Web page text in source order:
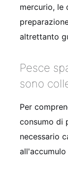
mercurio, le
altrettanto
Pesce
sono
Per
consumo di
necessario